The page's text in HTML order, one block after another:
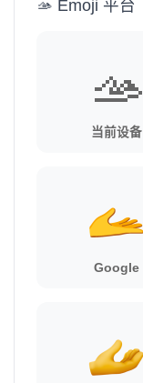
🫴 Emoji 平台
🫴
当前设备
Google